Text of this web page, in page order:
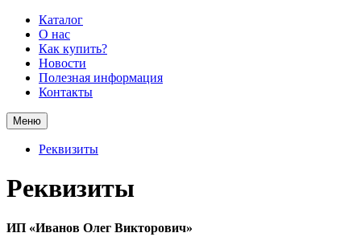
Каталог
О нас
Как купить?
Новости
Полезная информация
Контакты
Меню
Реквизиты
Реквизиты
ИП «Иванов Олег Викторович»